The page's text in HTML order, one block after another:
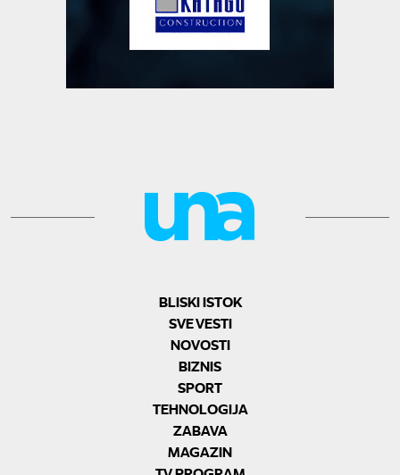
BLISKI ISTOK
SVE VESTI
NOVOSTI
BIZNIS
SPORT
TEHNOLOGIJA
ZABAVA
MAGAZIN